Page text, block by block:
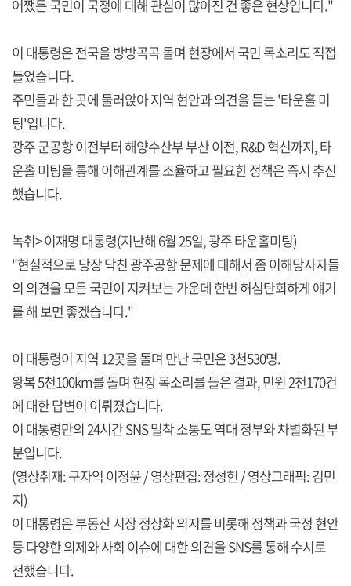
어쨌든 국민이 국정에 대해 관심이 많아진 건 좋은 현상입니다."
이 대통령은 전국을 방방곡곡 돌며 현장에서 국민 목소리도 직접
들었습니다.
주민들과 한 곳에 둘러앉아 지역 현안과 의견을 듣는 '타운홀 미
팅'입니다.
광주 군공항 이전부터 해양수산부 부산 이전, R&D 혁신까지, 타
운홀 미팅을 통해 이해관계를 조율하고 필요한 정책은 즉시 추진
했습니다.
녹취> 이재명 대통령(지난해 6월 25일, 광주 타운홀미팅)
"현실적으로 당장 닥친 광주공항 문제에 대해서 좀 이해당사자들
의 의견을 모든 국민이 지켜보는 가운데 한번 허심탄회하게 얘기
를 해 보면 좋겠습니다."
이 대통령이 지역 12곳을 돌며 만난 국민은 3천530명.
왕복 5천100km를 돌며 현장 목소리를 들은 결과, 민원 2천170건
에 대한 답변이 이뤄졌습니다.
이 대통령만의 24시간 SNS 밀착 소통도 역대 정부와 차별화된 부
분입니다.
(영상취재: 구자익 이정윤 / 영상편집: 정성헌 / 영상그래픽: 김민
지)
이 대통령은 부동산 시장 정상화 의지를 비롯해 정책과 국정 현안
등 다양한 의제와 사회 이슈에 대한 의견을 SNS를 통해 수시로
전했습니다.